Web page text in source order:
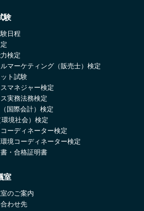
験
日程
検定
マーケティング（販売士）検定
ト試験
マネジャー検定
実務法務検定
国際会計）検定
境社会）検定
ーディネーター検定
境コーディネーター検定
・合格証明書
室
のご案内
わせ先